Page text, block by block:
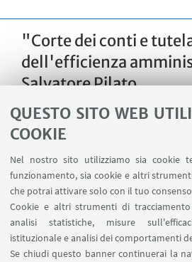
QUESTO SITO WEB
COOKIE
Nel nostro sito utilizziamo sia cookie
funzionamento, sia cookie e altri
che potrai attivare solo con il tuo
Cookie e altri strumenti di
analisi statistiche, misure
istituzionale e analisi dei comportamenti
Se chiudi questo banner continuerai la
"Corte dei conti e
dell'efficienza
Salvatore Pilato
DATA: 25
LUOGO: Aula Magna - SP.I.S.A.
Bologna
TIPO: Dibattito
IN EVIDENZA